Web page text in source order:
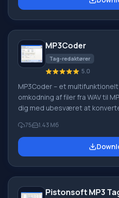
definerer filer med en bestemt
MP3Coder
Tag-redaktører
5.0
MP3Coder – et
omkodning af filer fra WAV til
dig med ubesværet at
Programmet understøtter
variable bitrater fra 8-320 bit/
vigtigste MP3-formater -
75 1.43 Мб
Pistonsoft MP3